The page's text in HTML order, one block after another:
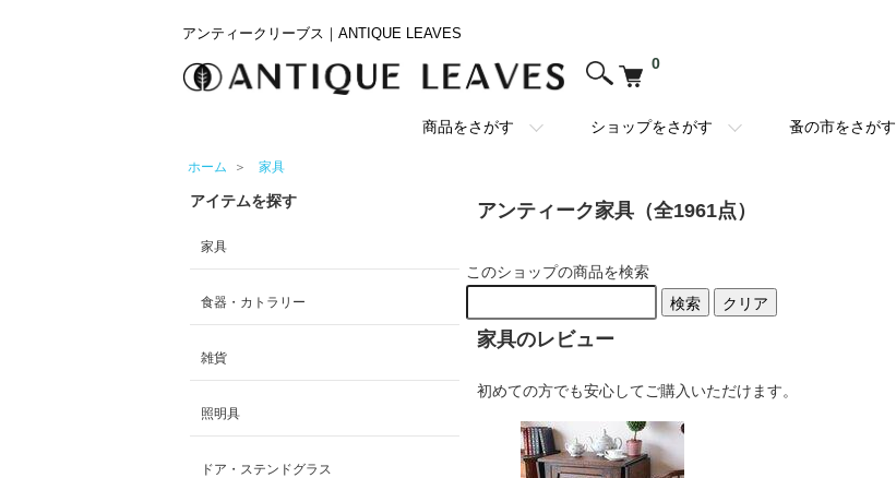
アンティークリーブス｜ANTIQUE LEAVES
0
商品をさがす ショップをさがす 蚤の市をさがす
ホーム ＞ 家具
アンティーク家具（全1961点）
このショップの商品を検索
検索
クリア
家具のレビュー
初めての方でも安心してご購入いただけます。
アイテムを探す
家具
食器・カトラリー
雑貨
照明具
ドア・ステンドグラス